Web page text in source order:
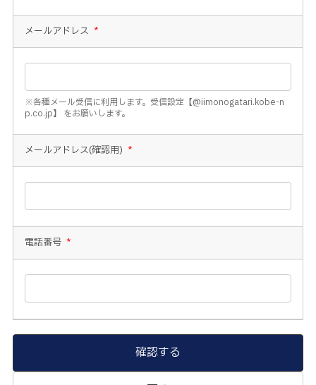
メールアドレス *
※各種メール受信に利用します。受信設定【@iimonogatari.kobe-n
p.co.jp】 をお願いします。
メールアドレス(確認用) *
電話番号 *
確認する